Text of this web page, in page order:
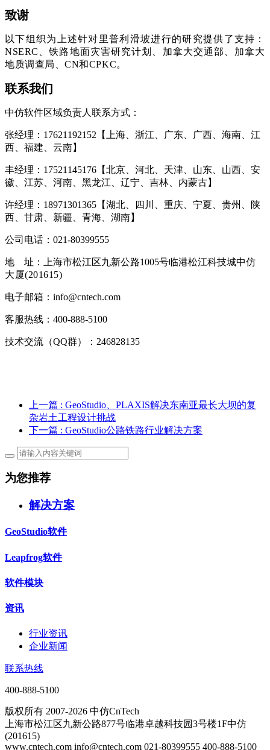
致谢
以下组织为上述针对里普利滑坡进行的研究提供了支持：
NSERC、铁路地面灾害研究计划、加拿大交通部、加拿大
地质调查局、CN和CPKC。
联系我们
中仿软件区域负责人联系方式：
张经理：17621192152【上海、浙江、广东、广西、海南、江
西、福建、云南】
丰经理：17521145176【北京、河北、天津、山东、山西、安
徽、江苏、河南、黑龙江、辽宁、吉林、内蒙古】
许经理：18971301365【湖北、四川、重庆、宁夏、贵州、陕
西、甘肃、新疆、青海、湖南】
公司电话：021-80399555
地 址：上海市松江区九新公路1005号临港松江科技城中仿
大厦(201615)
电子邮箱：info@cntech.com
客服热线：400-888-5100
技术交流（QQ群）：246828135
上一篇 : GeoStudio、PLAXIS解决东南亚最长大坝的复
杂岩土工程设计挑战
下一篇 : GeoStudio公路铁路行业解决方案
为您推荐
解决方案
GeoStudio软件
Leapfrog软件
软件模块
资讯
行业资讯
企业新闻
联系热线
400-888-5100
版权所有 2007-2026 中仿CnTech
上海市松江区九新公路877号临港卓越科技园3号楼1F中仿
(201615)
www.cntech.com info@cntech.com 021-80399555 400-888-5100